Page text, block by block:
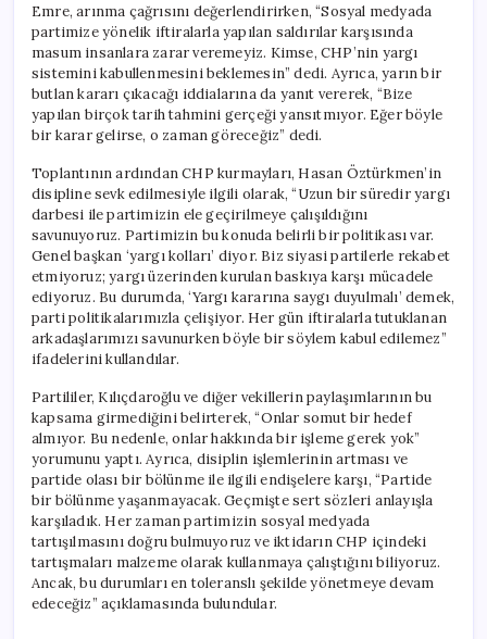
Emre, arınma çağrısını değerlendirirken, “Sosyal medyada
partimize yönelik iftiralarla yapılan saldırılar karşısında
masum insanlara zarar veremeyiz. Kimse, CHP’nin yargı
sistemini kabullenmesini beklemesin” dedi. Ayrıca, yarın bir
butlan kararı çıkacağı iddialarına da yanıt vererek, “Bize
yapılan birçok tarih tahmini gerçeği yansıtmıyor. Eğer böyle
bir karar gelirse, o zaman göreceğiz” dedi.
Toplantının ardından CHP kurmayları, Hasan Öztürkmen’in
disipline sevk edilmesiyle ilgili olarak, “Uzun bir süredir yargı
darbesi ile partimizin ele geçirilmeye çalışıldığını
savunuyoruz. Partimizin bu konuda belirli bir politikası var.
Genel başkan ‘yargı kolları’ diyor. Biz siyasi partilerle rekabet
etmiyoruz; yargı üzerinden kurulan baskıya karşı mücadele
ediyoruz. Bu durumda, ‘Yargı kararına saygı duyulmalı’ demek,
parti politikalarımızla çelişiyor. Her gün iftiralarla tutuklanan
arkadaşlarımızı savunurken böyle bir söylem kabul edilemez”
ifadelerini kullandılar.
Partililer, Kılıçdaroğlu ve diğer vekillerin paylaşımlarının bu
kapsama girmediğini belirterek, “Onlar somut bir hedef
almıyor. Bu nedenle, onlar hakkında bir işleme gerek yok”
yorumunu yaptı. Ayrıca, disiplin işlemlerinin artması ve
partide olası bir bölünme ile ilgili endişelere karşı, “Partide
bir bölünme yaşanmayacak. Geçmişte sert sözleri anlayışla
karşıladık. Her zaman partimizin sosyal medyada
tartışılmasını doğru bulmuyoruz ve iktidarın CHP içindeki
tartışmaları malzeme olarak kullanmaya çalıştığını biliyoruz.
Ancak, bu durumları en toleranslı şekilde yönetmeye devam
edeceğiz” açıklamasında bulundular.